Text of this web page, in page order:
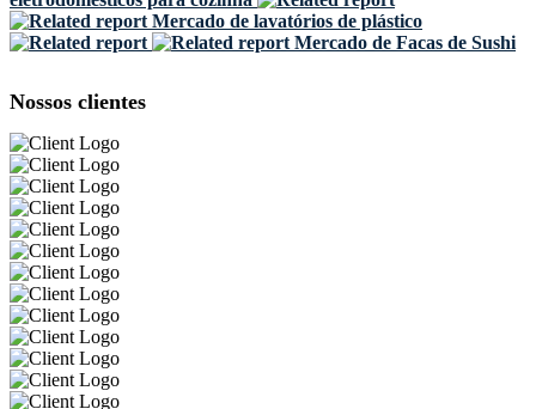
Mercado de lavatórios de plástico
Mercado de Facas de Sushi
Nossos clientes